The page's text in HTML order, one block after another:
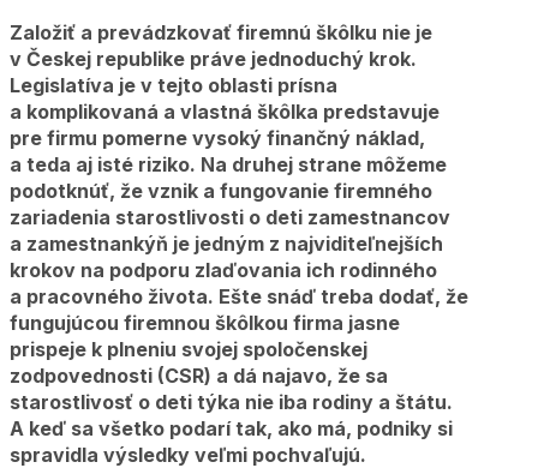
Založiť a prevádzkovať firemnú škôlku nie je
v Českej republike práve jednoduchý krok.
Legislatíva je v tejto oblasti prísna
a komplikovaná a vlastná škôlka predstavuje
pre firmu pomerne vysoký finančný náklad,
a teda aj isté riziko. Na druhej strane môžeme
podotknúť, že vznik a fungovanie firemného
zariadenia starostlivosti o deti zamestnancov
a zamestnankýň je jedným z najviditeľnejších
krokov na podporu zlaďovania ich rodinného
a pracovného života. Ešte snáď treba dodať, že
fungujúcou firemnou škôlkou firma jasne
prispeje k plneniu svojej spoločenskej
zodpovednosti (CSR) a dá najavo, že sa
starostlivosť o deti týka nie iba rodiny a štátu.
A keď sa všetko podarí tak, ako má, podniky si
spravidla výsledky veľmi pochvaľujú.